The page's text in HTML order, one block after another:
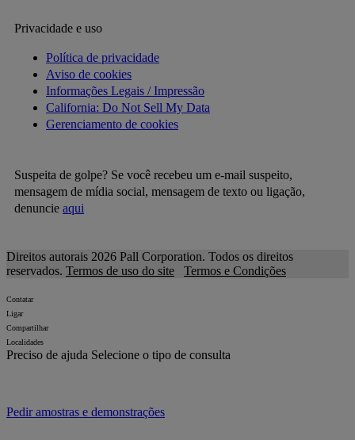
Privacidade e uso
Política de privacidade
Aviso de cookies
Informações Legais / Impressão
California: Do Not Sell My Data
Gerenciamento de cookies
Suspeita de golpe? Se você recebeu um e-mail suspeito,
mensagem de mídia social, mensagem de texto ou ligação,
denuncie aqui
Direitos autorais 2026 Pall Corporation. Todos os direitos
reservados. Termos de uso do site Termos e Condições
Contatar
Ligar
Compartilhar
Localidades
Preciso de ajuda Selecione o tipo de consulta
Pedir amostras e demonstrações